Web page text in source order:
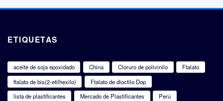
ETIQUETAS
aceite de soja epoxidado China Cloruro de polivinilo
Ftalato
ftalato de bis(2-etilhexilo)
Ftalato de dioctilo Dop
lista de plastificantes
Mercado de Plastificantes
Perú